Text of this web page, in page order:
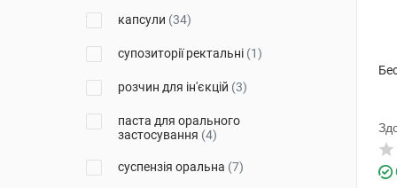
Кусум Фарм (3)
капсули (34)
супозиторії ректальні (1)
розчин для ін'єкцій (3)
паста для орального
застосування (4)
суспензія оральна (7)